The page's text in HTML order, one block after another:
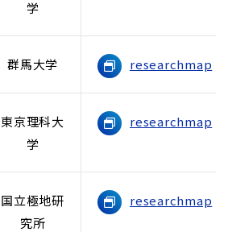
学
群馬大学 researchmap
東京理科大
学
researchmap
国立極地研
究所
researchmap